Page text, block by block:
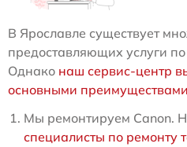
В Ярославле существует
предоставляющих услуги
Однако наш сервис-центр
основными
Мы ремонтируем Canon.
специалисты по ремонту